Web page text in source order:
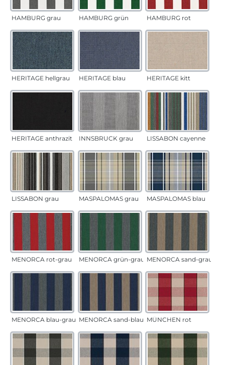
HAMBURG grau HAMBURG grün HAMBURG rot
HERITAGE hellgrau HERITAGE blau HERITAGE kitt
HERITAGE anthrazit INNSBRUCK grau LISSABON cayenne
LISSABON grau MASPALOMAS grau MASPALOMAS blau
MENORCA rot-grau MENORCA grün-grau MENORCA sand-grau
MENORCA blau-grau MENORCA sand-blau MÜNCHEN rot